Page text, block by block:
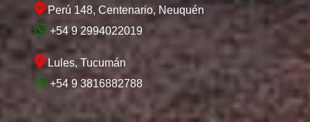
Perú 148, Centenario, Neuquén
+54 9 2994022019
Lules, Tucumán
+54 9 3816882788